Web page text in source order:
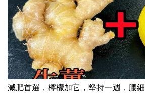
減肥首選，檸檬加它，堅持一週，腰